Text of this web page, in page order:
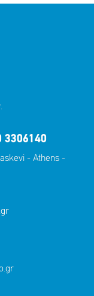
3306140
- Athens -